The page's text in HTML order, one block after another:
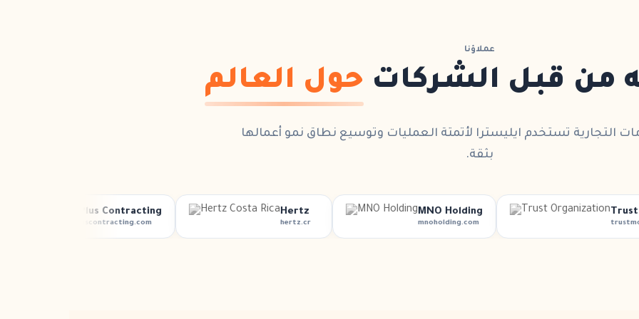
عملاؤنا
من قبل الشركات حول العالم
التجارية تستخدم ايليسترا لأتمتة العمليات وتوسيع نطاق نمو أعمالها
بثقة.
H Plus Contracting
hpluscontracting.com
Hertz
hertz.cr
MNO Holding
mnoholding.com
Trust